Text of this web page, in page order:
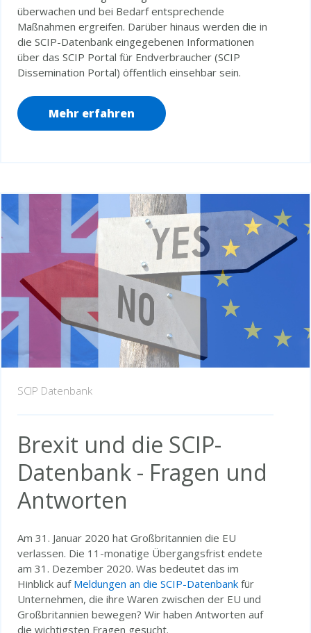
überwachen und bei Bedarf entsprechende
Maßnahmen ergreifen. Darüber hinaus werden die in
die SCIP-Datenbank eingegebenen Informationen
über das SCIP Portal für Endverbraucher (SCIP
Dissemination Portal) öffentlich einsehbar sein.
Mehr erfahren
SCIP Datenbank
Brexit und die SCIP-
Datenbank - Fragen und
Antworten
Am 31. Januar 2020 hat Großbritannien die EU
verlassen. Die 11-monatige Übergangsfrist endete
am 31. Dezember 2020. Was bedeutet das im
Hinblick auf Meldungen an die SCIP-Datenbankfür
Unternehmen, die ihre Waren zwischen der EU und
Großbritannien bewegen? Wir haben Antworten auf
die wichtigsten Fragen gesucht.